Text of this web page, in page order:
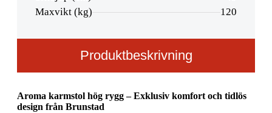
Produktbeskrivning
Aroma karmstol hög rygg – Exklusiv komfort och tidlös
design från Brunstad
Maxvikt (kg)
120